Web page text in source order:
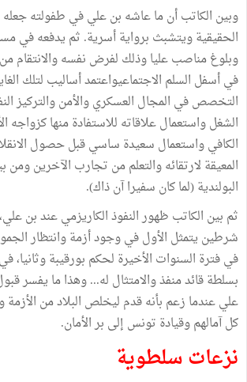
وبين الكاتب أن ما عاشه بن علي في طفولته
الحقيقية ويتشبث برواية أسرية. ثم يدفعه في
وبلوغ مناصب عليا وذلك لفرض نفسه والانتقام
في أسفل السلم الاجتماعيواعتمد أساليب لتلك
التخصص في المجال العسكري والأمن والتركيز
الشغل واستعمال علاقاته للاستفادة منها كزواجه
الكافي واستعمال سعيدة ساسي قبل حصول
المعيقة لارتقائه والتعلم من تجارب الآخرين ومن
البولندية (لما كان سفيرا آن ذاك).
ثم بين الكاتب ظهور النفوذ الكاريزمي عند بن
شرطين يتمثل الأول في وجود أزمة وانتظار
في فترة السنوات الأخيرة لحكم بورقيبة وثانيا،
بسلطة قائد منفذ والامتثال له... وهذا ما يفسر
علي عندما زعم بأنه قدم ليخلص البلاد من
كل آمالهم وقيادة تونس إلى بر الأمان.
نزعات سلطوية